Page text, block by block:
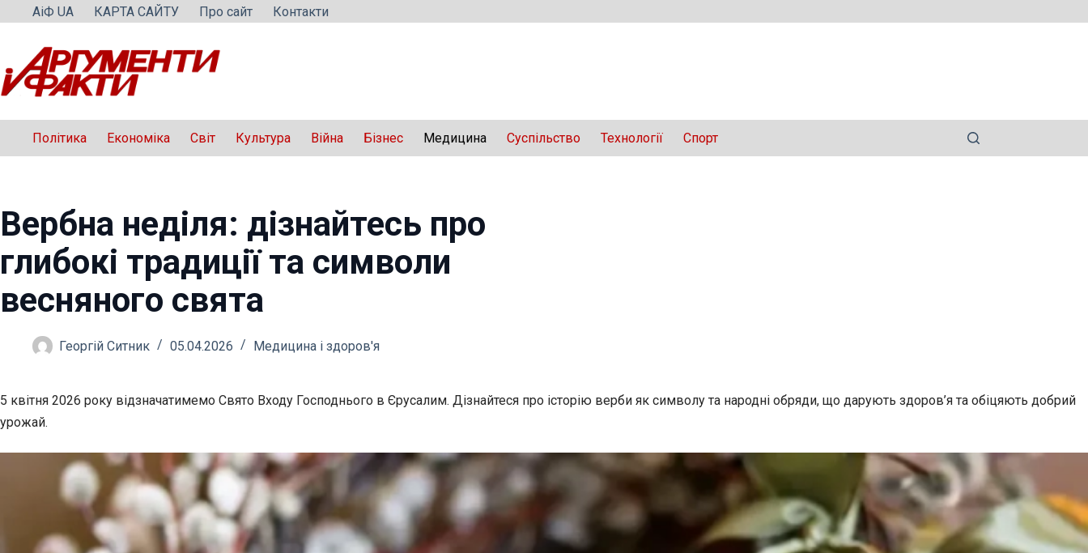
Перейти
вмісту
АіФ UA КАРТА САЙТУ Про сайт Контакти
Політика Економіка Світ Культура Війна Бізнес Медицина Суспільство Технології Спорт
Вербна неділя: дізнайтесь про
глибокі традиції та символи
весняного свята
Георгій Ситник 05.04.2026 Медицина і здоров'я
5 квітня 2026 року відзначатимемо Свято Входу Господнього в Єрусалим. Дізнайтеся про історію верби як символу та народні обряди, що дарують здоров’я та обіцяють добрий
урожай.